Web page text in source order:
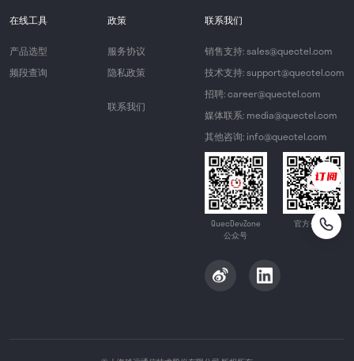
在线工具
产品选型
频段查询
政策
服务协议
隐私政策
联系我们
联系我们
销售支持: sales@quectel.com
技术支持: support@quectel.com
招聘: career@quectel.com
媒体联系: media@quectel.com
其他咨询: info@quectel.com
QuecDevZone
公众号
官方公众号